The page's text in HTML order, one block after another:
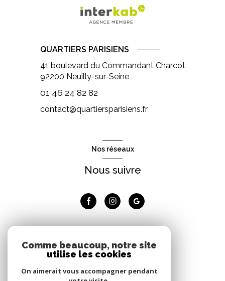
QUARTIERS PARISIENS
41 boulevard du Commandant Charcot
92200 Neuilly-sur-Seine
01 46 24 82 82
contact@quartiersparisiens.fr
Nos réseaux
Nous suivre
Nous adhérons
Comme beaucoup, notre site
utilise les cookies
On aimerait vous accompagner pendant